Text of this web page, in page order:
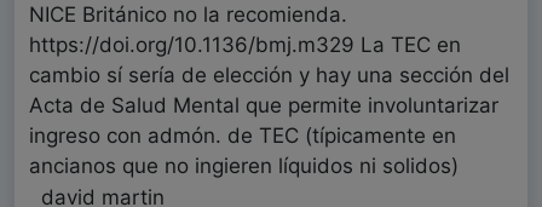
NICE Británico no la recomienda.
https://doi.org/10.1136/bmj.m329 La TEC en
cambio sí sería de elección y hay una sección del
Acta de Salud Mental que permite involuntarizar
ingreso con admón. de TEC (típicamente en
ancianos que no ingieren líquidos ni solidos)
david martin